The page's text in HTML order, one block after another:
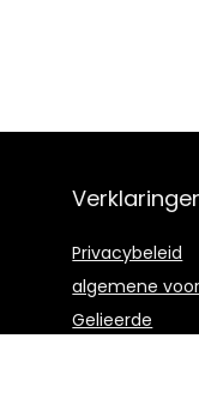
Privacybeleid
algemene
Gelieerde